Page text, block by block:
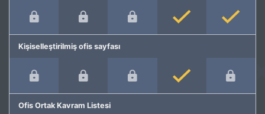
Kişiselleştirilmiş ofis sayfası
Ofis Ortak Kavram Listesi